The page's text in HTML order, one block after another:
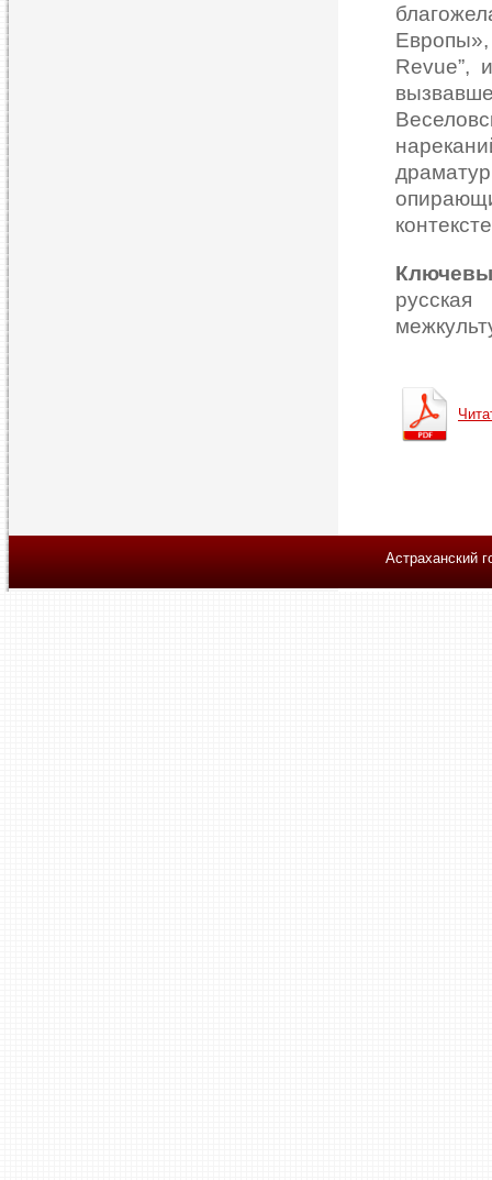
Европы»,
Revue”,
Астраханский